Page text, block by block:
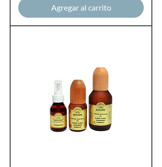
Agregar al carrito